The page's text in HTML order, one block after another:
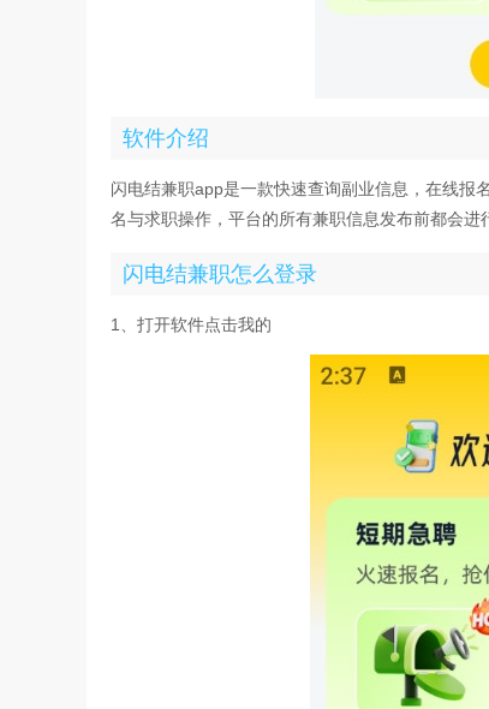
软件介绍
闪电结兼职app是一款快速查询副业信息，在线报
名与求职操作，平台的所有兼职信息发布前都会进
闪电结兼职怎么登录
1、打开软件点击我的